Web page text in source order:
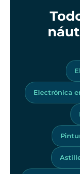
Electrónica